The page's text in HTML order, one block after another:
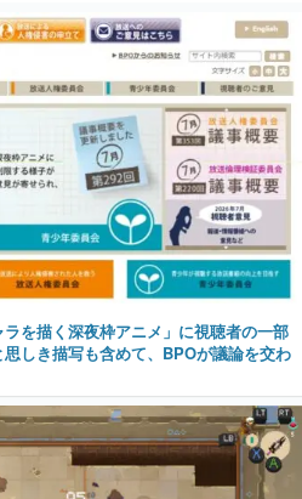
ラを描く深夜枠アニメ」に視聴者の一部
しき描写も含めて、BPOが議論を交わ